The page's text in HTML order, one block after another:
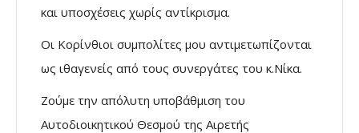
και υποσχέσεις χωρίς αντίκρισμα.
Οι Κορίνθιοι συμπολίτες μου αντιμετωπίζονται
ως ιθαγενείς από τους συνεργάτες του κ.Νίκα.
Ζούμε την απόλυτη υποβάθμιση του
Αυτοδιοικητικού Θεσμού της Αιρετής